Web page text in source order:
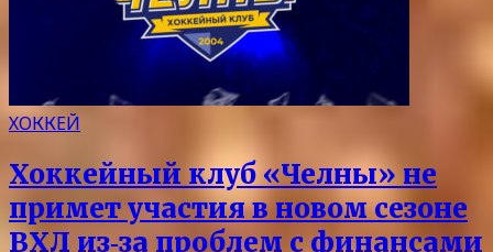
ХОККЕЙ
Хоккейный клуб «Челны» не
примет участия в новом сезоне
ВХЛ из‑за проблем с финансами